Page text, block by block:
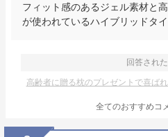
フィット感のあるジェル素材と
が使われているハイブリッドタ
回答され
高齢者に贈る枕のプレゼントで喜ば
全てのおすすめコ